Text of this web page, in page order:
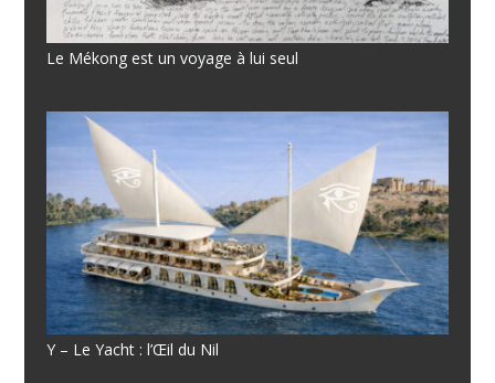
Le Mékong est un voyage à lui seul
Y – Le Yacht : l’Œil du Nil